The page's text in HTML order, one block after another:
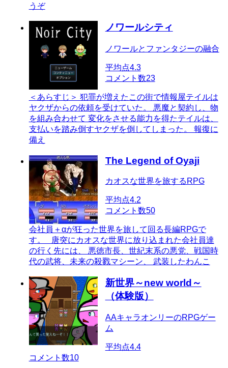
うぞ
ノワールシティ
ノワールとファンタジーの融合
平均点4.3
コメント数23
＜あらすじ＞ 犯罪が増えたこの街で情報屋テイルは
ヤクザからの依頼を受けていた。 悪魔と契約し、物
を組み合わせて 変化をさせる能力を得たテイルは、
支払いを踏み倒すヤクザを倒してしまった。 報復に
備え
The Legend of Oyaji
カオスな世界を旅するRPG
平均点4.2
コメント数50
会社員＋αが狂った世界を旅して回る長編RPGで
す。 唐突にカオスな世界に放り込まれた会社員達
の行く先には、 悪徳市長、世紀末系の悪党、戦国時
代の武将、未来の殺戮マシーン、 武装したわんこ
新世界～new world～
（体験版）
AAキャラオンリーのRPGゲー
ム
平均点4.4
コメント数10